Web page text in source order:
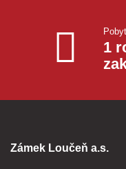
1
Zámek Loučeň a.s.